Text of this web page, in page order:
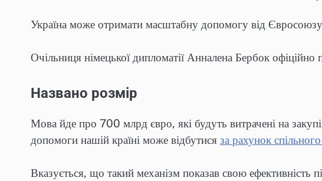
Україна може отримати масштабну допомогу від
Очільниця німецької дипломатії Анналена Бербок
Названо розмір
Мова йде про 700 млрд євро, які будуть витрачені на
допомоги нашій країні може відбутися за рахунок
Вказується, що такий механізм показав свою ефективність